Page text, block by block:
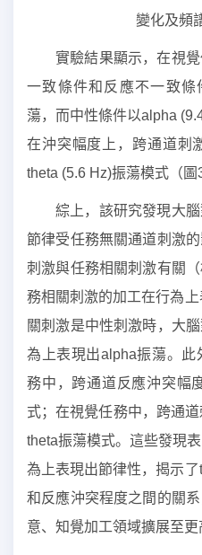
變化及頻
實驗結果顯示，在視
一致條件和反應不一致條
蕩，而中性條件以alpha
在沖突幅度上，跨通道刺
theta (5.6 Hz)振蕩模式（圖
綜上，該研究發現大
節律受任務無關通道刺激
刺激與任務相關刺激有關
務相關刺激的加工在行為
關刺激是中性刺激時，大
為上表現出alpha振蕩。
務中，跨通道反應沖突幅
式；在視覺任務中，跨通
theta振蕩模式。這些發現
為上表現出節律性，揭示
和反應沖突程度之間的關
意、知覺加工領域擴展至更